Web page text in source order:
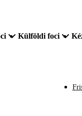
Külföldi foci